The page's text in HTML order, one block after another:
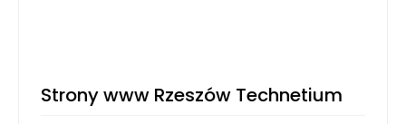
Strony www Rzeszów Technetium